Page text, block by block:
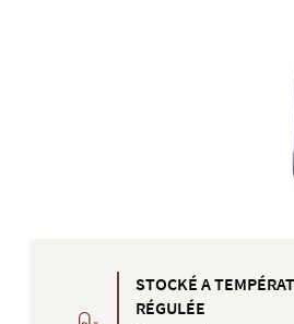
STOCKÉ A
RÉGULÉE